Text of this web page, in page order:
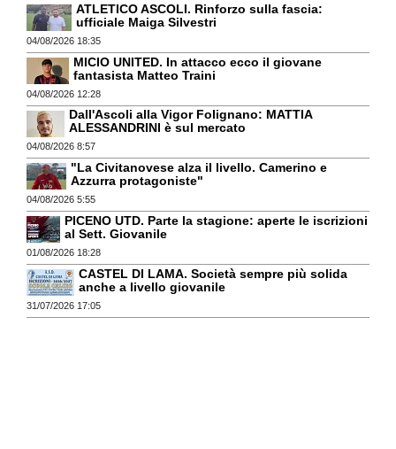
ATLETICO ASCOLI. Rinforzo sulla fascia:
ufficiale Maiga Silvestri
04/08/2026 18:35
MICIO UNITED. In attacco ecco il giovane
fantasista Matteo Traini
04/08/2026 12:28
Dall'Ascoli alla Vigor Folignano: MATTIA
ALESSANDRINI è sul mercato
04/08/2026 8:57
"La Civitanovese alza il livello. Camerino e
Azzurra protagoniste"
04/08/2026 5:55
PICENO UTD. Parte la stagione: aperte le iscrizioni
al Sett. Giovanile
01/08/2026 18:28
CASTEL DI LAMA. Società sempre più solida
anche a livello giovanile
31/07/2026 17:05